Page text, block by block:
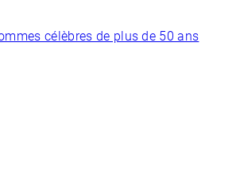
célèbres de plus de 50 ans